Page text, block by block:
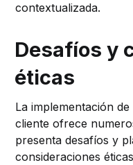
contextualizada.
Desafíos y
éticas
La implementación
cliente ofrece
presenta desafíos y
consideraciones